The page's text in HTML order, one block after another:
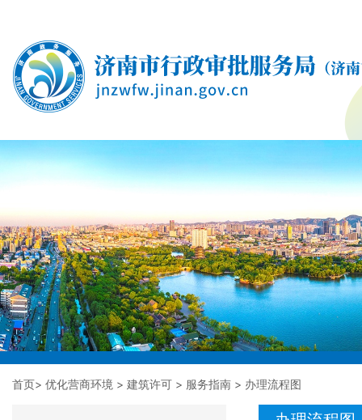
首页> 优化营商环境 > 建筑许可 > 服务指南 > 办理流程图